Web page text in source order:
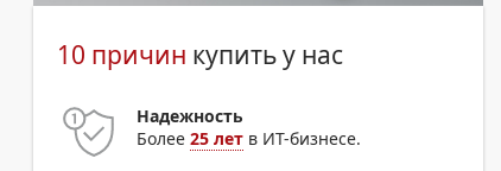
10 причин купить у нас
Надежность
Более25 лет в ИТ-бизнесе.